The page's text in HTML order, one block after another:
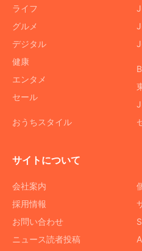
ライフ
グルメ
デジタル
健康
エンタメ
セール
おうちスタイル
サイトについて
会社案内
採用情報
お問い合わせ
ニュース読者投稿